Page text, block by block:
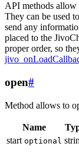
API methods allow
They can be used
send any
placed to the
proper order, so
open#
Method allows to
Name
start optional